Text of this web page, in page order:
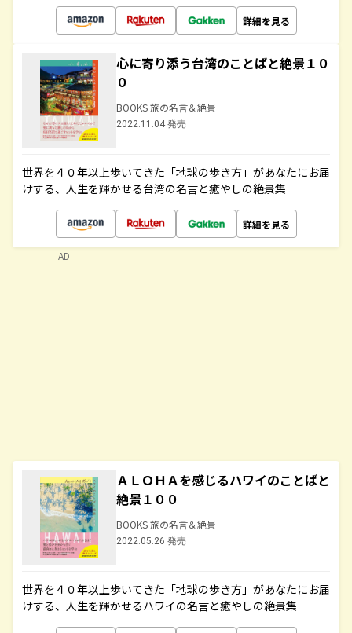
詳細を見る
心に寄り添う台湾のことばと絶景１０
０
BOOKS 旅の名言＆絶景
2022.11.04 発売
世界を４０年以上歩いてきた「地球の歩き方」があなたにお届
けする、人生を輝かせる台湾の名言と癒やしの絶景集
詳細を見る
ＡＬＯＨＡを感じるハワイのことばと
絶景１００
BOOKS 旅の名言＆絶景
2022.05.26 発売
世界を４０年以上歩いてきた「地球の歩き方」があなたにお届
けする、人生を輝かせるハワイの名言と癒やしの絶景集
AD